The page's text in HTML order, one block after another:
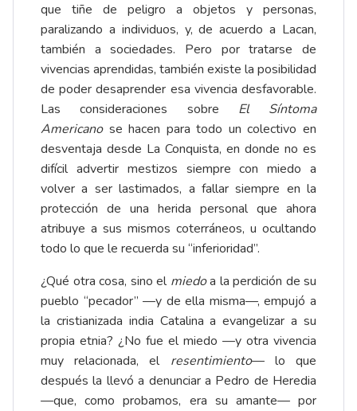
que tiñe de peligro a objetos y personas,
paralizando a individuos, y, de acuerdo a Lacan,
también a sociedades. Pero por tratarse de
vivencias aprendidas, también existe la posibilidad
de poder desaprender esa vivencia desfavorable.
Las consideraciones sobre El Síntoma
Americanose hacen para todo un colectivo en
desventaja desde La Conquista, en donde no es
difícil advertir mestizos siempre con miedo a
volver a ser lastimados, a fallar siempre en la
protección de una herida personal que ahora
atribuye a sus mismos coterráneos, u ocultando
todo lo que le recuerda su “inferioridad”.
¿Qué otra cosa, sino el miedoa la perdición de su
pueblo “pecador” —y de ella misma—, empujó a
la cristianizada india Catalina a evangelizar a su
propia etnia? ¿No fue el miedo —y otra vivencia
muy relacionada, el resentimiento— lo que
después la llevó a denunciar a Pedro de Heredia
—que, como probamos, era su amante— por